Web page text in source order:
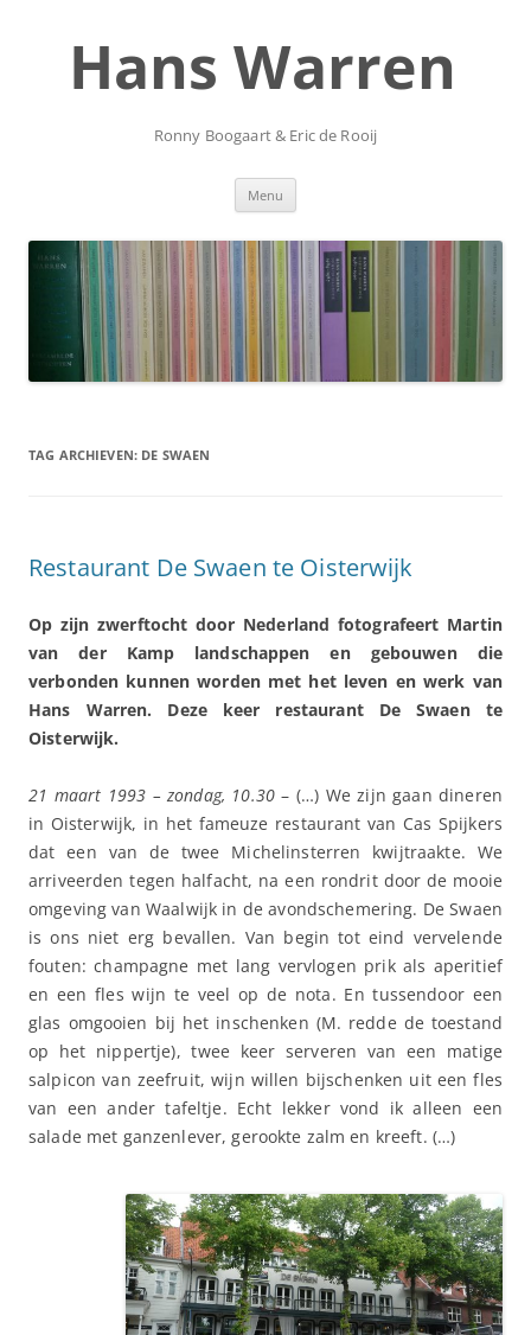
inhoudHans Warren
Ronny Boogaart & Eric de Rooij
Menu
TAG ARCHIEVEN: DE SWAEN
Restaurant De Swaen te Oisterwijk
Op zijn zwerftocht door Nederland fotografeert Martin
van der Kamp landschappen en gebouwen die
verbonden kunnen worden met het leven en werk van
Hans Warren. Deze keer restaurant De Swaen te
Oisterwijk.
21 maart 1993 – zondag, 10.30 – (…) We zijn gaan dineren
in Oisterwijk, in het fameuze restaurant van Cas Spijkers
dat een van de twee Michelinsterren kwijtraakte. We
arriveerden tegen halfacht, na een rondrit door de mooie
omgeving van Waalwijk in de avondschemering. De Swaen
is ons niet erg bevallen. Van begin tot eind vervelende
fouten: champagne met lang vervlogen prik als aperitief
en een fles wijn te veel op de nota. En tussendoor een
glas omgooien bij het inschenken (M. redde de toestand
op het nippertje), twee keer serveren van een matige
salpicon van zeefruit, wijn willen bijschenken uit een fles
van een ander tafeltje. Echt lekker vond ik alleen een
salade met ganzenlever, gerookte zalm en kreeft. (…)